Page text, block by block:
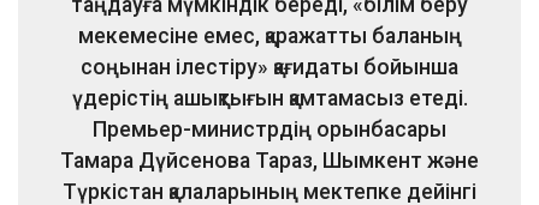
мекемесіне емес, қаражатты баланың
соңынан ілестіру» қағидаты бойынша
үдерістің ашықтығын қамтамасыз етеді.
Премьер-министрдің орынбасары
Тамара Дүйсенова Тараз, Шымкент және
Түркістан қалаларының мектепке дейінгі